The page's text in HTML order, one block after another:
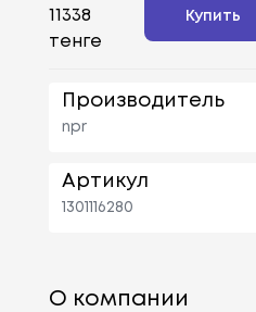
11338
тенге
Купить
Производитель
npr
Артикул
1301116280
О компании